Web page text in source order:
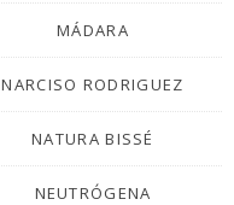
MÁDARA
NARCISO RODRIGUEZ
NATURA BISSÉ
NEUTRÓGENA